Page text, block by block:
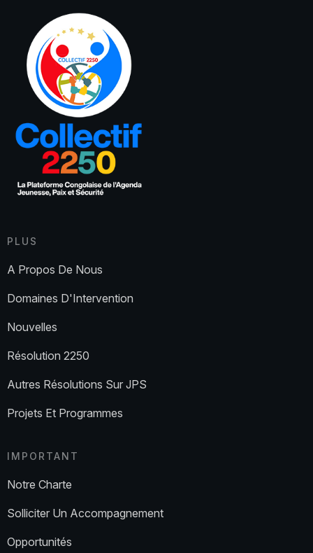
PLUS
A Propos De Nous
Domaines D'Intervention
Nouvelles
Résolution 2250
Autres Résolutions Sur JPS
Projets Et Programmes
IMPORTANT
Notre Charte
Solliciter Un Accompagnement
Opportunités